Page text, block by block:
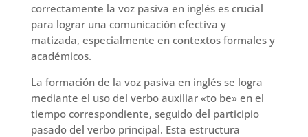
correctamente la voz pasiva en inglés es crucial
para lograr una comunicación efectiva y
matizada, especialmente en contextos formales y
académicos.
La formación de la voz pasiva en inglés se logra
mediante el uso del verbo auxiliar «to be» en el
tiempo correspondiente, seguido del participio
pasado del verbo principal. Esta estructura